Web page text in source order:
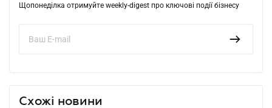
Щопонеділка отримуйте weekly-digest про ключові події бізнесу
Схожі новини